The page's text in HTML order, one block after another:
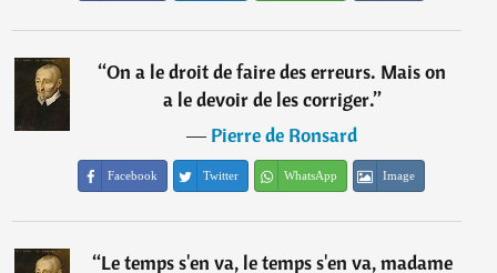
“On a le droit de faire des erreurs. Mais on
a le devoir de les corriger.”
―Pierre de Ronsard
Facebook Twitter WhatsApp Image
“Le temps s'en va, le temps s'en va, madame